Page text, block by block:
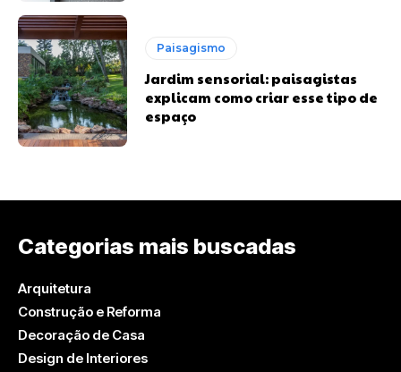
Paisagismo
Jardim sensorial: paisagistas
explicam como criar esse tipo de
espaço
Categorias mais buscadas
Arquitetura
Construção e Reforma
Decoração de Casa
Design de Interiores